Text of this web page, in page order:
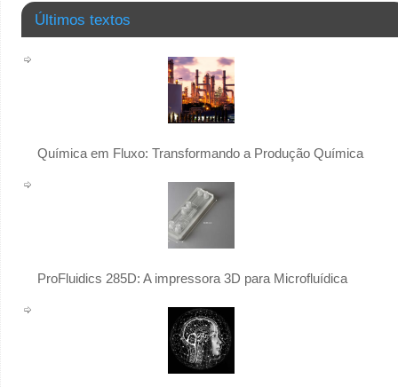
Últimos textos
Química em Fluxo: Transformando a Produção Química
ProFluidics 285D: A impressora 3D para Microfluídica